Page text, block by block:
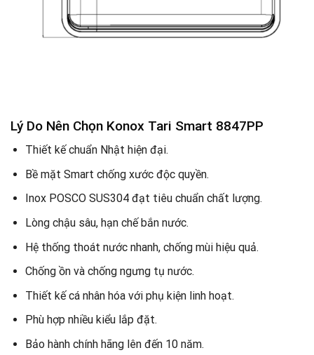
Lý Do Nên Chọn Konox Tari Smart 8847PP
Thiết kế chuẩn Nhật hiện đại.
Bề mặt Smart chống xước độc quyền.
Inox POSCO SUS304 đạt tiêu chuẩn chất lượng.
Lòng chậu sâu, hạn chế bắn nước.
Hệ thống thoát nước nhanh, chống mùi hiệu quả.
Chống ồn và chống ngưng tụ nước.
Thiết kế cá nhân hóa với phụ kiện linh hoạt.
Phù hợp nhiều kiểu lắp đặt.
Bảo hành chính hãng lên đến 10 năm.